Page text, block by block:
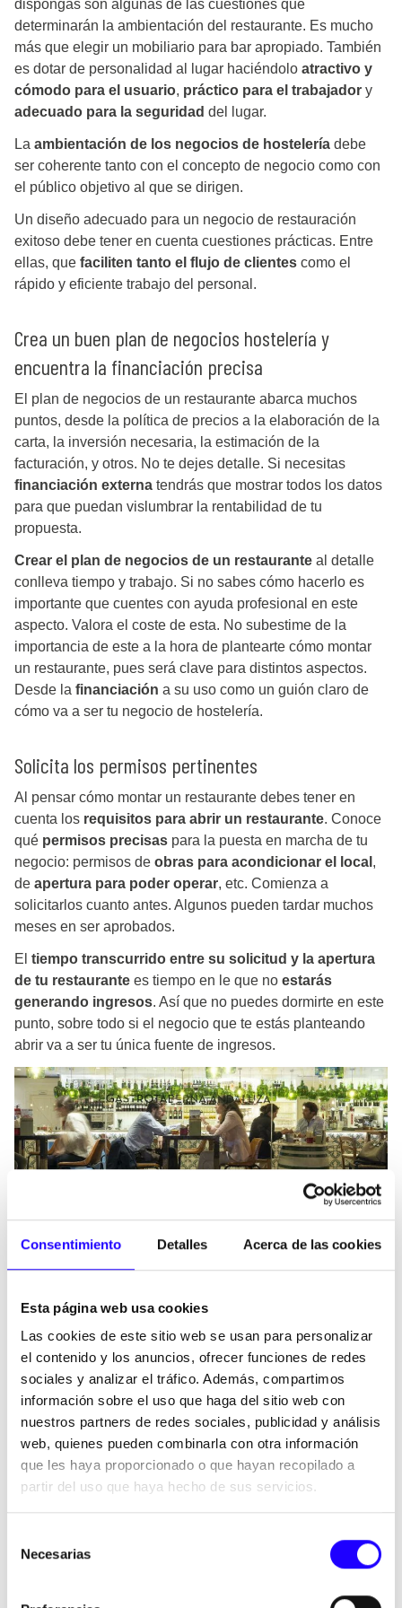
Consentimiento Detalles Acerca de las cookies
Esta página web usa cookies
Las cookies de este sitio web se usan para personalizar
el contenido y los anuncios, ofrecer funciones de redes
sociales y analizar el tráfico. Además, compartimos
información sobre el uso que haga del sitio web con
nuestros partners de redes sociales, publicidad y análisis
web, quienes pueden combinarla con otra información
que les haya proporcionado o que hayan recopilado a
partir del uso que haya hecho de sus servicios.
Necesarias
dispongas son algunas de las cuestiones que
determinarán la ambientación del restaurante. Es mucho
más que elegir un mobiliario para bar apropiado. También
es dotar de personalidad al lugar haciéndolo atractivo y
cómodo para el usuario, práctico para el trabajador y
adecuado para la seguridad del lugar.
La ambientación de los negocios de hostelería debe
ser coherente tanto con el concepto de negocio como con
el público objetivo al que se dirigen.
Un diseño adecuado para un negocio de restauración
exitoso debe tener en cuenta cuestiones prácticas. Entre
ellas, que faciliten tanto el flujo de clientes como el
rápido y eficiente trabajo del personal.
Crea un buen plan de negocios hostelería y
encuentra la financiación precisa
El plan de negocios de un restaurante abarca muchos
puntos, desde la política de precios a la elaboración de la
carta, la inversión necesaria, la estimación de la
facturación, y otros. No te dejes detalle. Si necesitas
financiación externa tendrás que mostrar todos los datos
para que puedan vislumbrar la rentabilidad de tu
propuesta.
Crear el plan de negocios de un restaurante al detalle
conlleva tiempo y trabajo. Si no sabes cómo hacerlo es
importante que cuentes con ayuda profesional en este
aspecto. Valora el coste de esta. No subestime de la
importancia de este a la hora de plantearte cómo montar
un restaurante, pues será clave para distintos aspectos.
Desde la financiación a su uso como un guión claro de
cómo va a ser tu negocio de hostelería.
Solicita los permisos pertinentes
Al pensar cómo montar un restaurante debes tener en
cuenta los requisitos para abrir un restaurante. Conoce
qué permisos precisas para la puesta en marcha de tu
negocio: permisos de obras para acondicionar el local ,
de apertura para poder operar, etc. Comienza a
solicitarlos cuanto antes. Algunos pueden tardar muchos
meses en ser aprobados.
El tiempo transcurrido entre su solicitud y la apertura
de tu restaurante es tiempo en le que no estarás
generando ingresos. Así que no puedes dormirte en este
punto, sobre todo si el negocio que te estás planteando
abrir va a ser tu única fuente de ingresos.
Comienza a trabajar para poder abrir cuanto
Cuanto más tardes en comenzar, más tardarás en abrir tu
local de restauración. Al plantearte cómo montar un
restaurante valora qué debes hacer y laprioridad para
llevar a cabo cada una de estas cuestiones. Realizar
las obras de acondicionamiento en el local, crear la
carta, estipular los precios , o lasnormas internas para
los empleadosson solo algunos de los pasos que debes
dar. Priorizaqué es más importantey ponte con ello de
inmediato.
formar un
. Busca el tipo de personal que